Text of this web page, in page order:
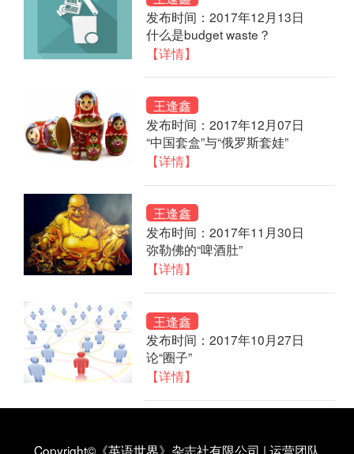
发布时间：2017年12月13日
什么是budget waste？
【详情】
王逢鑫
发布时间：2017年12月07日
“中国套盒”与“俄罗斯套娃”
【详情】
王逢鑫
发布时间：2017年11月30日
弥勒佛的“啤酒肚”
【详情】
王逢鑫
发布时间：2017年10月27日
论“圈子”
【详情】
Copyright©《英语世界》杂志社有限公司 | 运营团队